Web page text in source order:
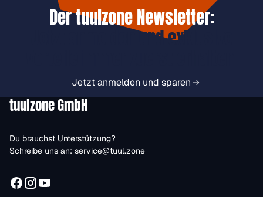
Der tuulzone Newsletter:
Jetzt anmelden und exklusive
Jetzt anmelden und sparen
tuulzone GmbH
Du brauchst Unterstützung?
Schreibe uns an: service@tuul.zone